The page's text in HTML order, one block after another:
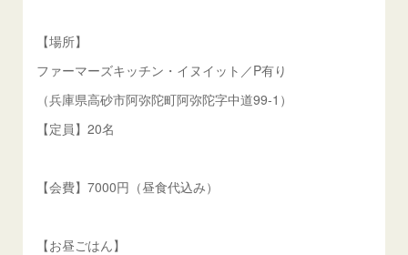
【場所】
ファーマーズキッチン・イヌイット／P有り
（兵庫県高砂市阿弥陀町阿弥陀字中道99-1）
【定員】20名
【会費】7000円（昼食代込み）
【お昼ごはん】